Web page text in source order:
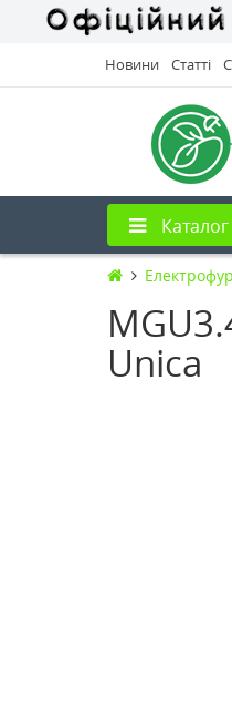
Новини Статті
Unica